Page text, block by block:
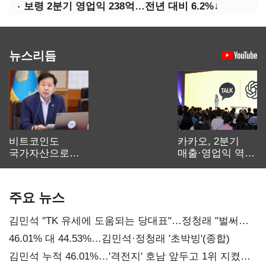
보령 2분기 영업익 238억…전년 대비 6.2%↓
뉴스리듬
비트코인도
국가자산으로…'
카카오, 2분기
매출·영업익 역대
주요 뉴스
김민석 "TK 유세에 도움되는 당대표"…정청래 "벌써
대표된 양 당직 배분"
46.01% 대 44.53%…김민석·정청래 '초박빙'(종합)
김민석 누적 46.01%…'격전지' 호남 앞두고 1위 지켰다